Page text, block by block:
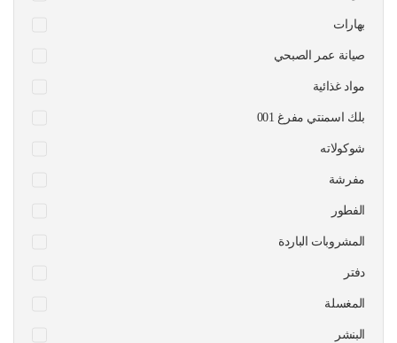
بهارات
صيانة عمر الصبحي
مواد غذائية
بلك اسمنتي مفرغ 001
شوكولاته
مفرشة
الفطور
المشروبات الباردة
دفتر
المغسلة
البنشر